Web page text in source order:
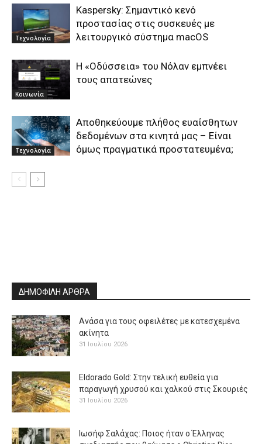
Τεχνολογία
Kaspersky: Σημαντικό κενό
προστασίας στις συσκευές με
λειτουργικό σύστημα macOS
Κοινωνία
Η «Οδύσσεια» του Νόλαν εμπνέει
τους απατεώνες
Τεχνολογία
Αποθηκεύουμε πλήθος ευαίσθητων
δεδομένων στα κινητά μας – Είναι
όμως πραγματικά προστατευμένα;
ΔΗΜΟΦΙΛΗ ΑΡΘΡΑ
Ανάσα για τους οφειλέτες με κατεσχεμένα
ακίνητα
31 Ιουλίου 2026
Eldorado Gold: Στην τελική ευθεία για
παραγωγή χρυσού και χαλκού στις Σκουριές
31 Ιουλίου 2026
Ιωσήφ Σαλάχας: Ποιος ήταν ο Έλληνας